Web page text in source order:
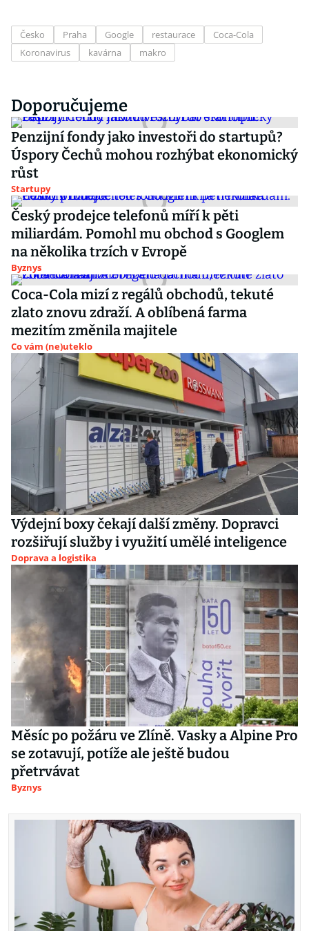
Česko Praha Google restaurace
Coca-Cola
Koronavirus
kavárna makro
Doporučujeme
Penzijní fondy jako investoři do startupů?
Úspory Čechů mohou rozhýbat ekonomický
růst
Startupy
Český prodejce telefonů míří k pěti
miliardám. Pomohl mu obchod s Googlem
na několika trzích v Evropě
Byznys
Coca-Cola mizí z regálů obchodů, tekuté
zlato znovu zdraží. A oblíbená farma
mezitím změnila majitele
Co vám (ne)uteklo
Výdejní boxy čekají další změny. Dopravci
rozšiřují služby i využití umělé inteligence
Doprava a logistika
Měsíc po požáru ve Zlíně. Vasky a Alpine Pro
se zotavují, potíže ale ještě budou
přetrvávat
Byznys